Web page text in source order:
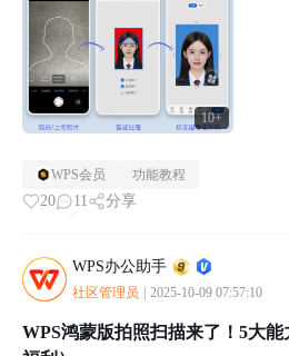
10+
WPS会员 功能教程
20 11 分享
WPS办公助手
社区管理员 2025-10-09 07:57:10
WPS鸿蒙版拍照扫描来了！5大